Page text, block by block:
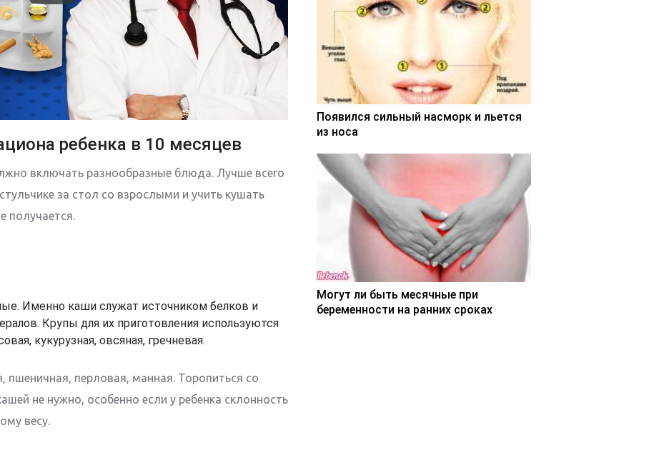
ребенка в 10 месяцев
включать разнообразные блюда. Лучше всего
за стол со взрослыми и учить кушать
получается.
Именно каши служат источником белков и
Крупы для их приготовления используются
кукурузная, овсяная, гречневая.
пшеничная, перловая, манная. Торопиться со
не нужно, особенно если у ребенка склонность
весу.
Появился сильный насморк и льется
из носа
Могут ли быть месячные при
беременности на ранних сроках